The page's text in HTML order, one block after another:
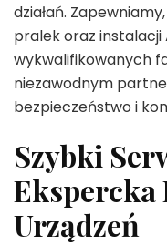
działań.
pralek oraz instalacji
wykwalifikowanych
niezawodnym
bezpieczeństwo i
Szybki
Ekspercka
Urządzeń